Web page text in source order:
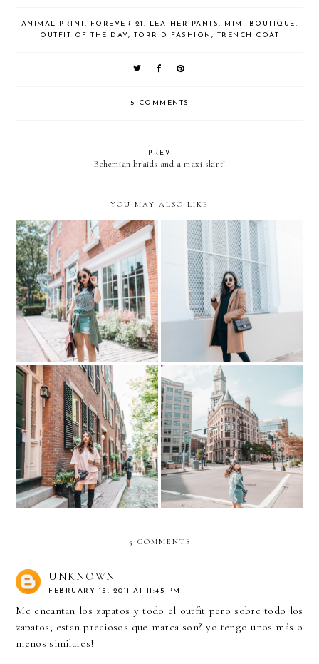
ANIMAL PRINT, FOREVER 21 , LEATHER PANTS, MIMI BOUTIQUE,
OUTFIT OF THE DAY, TORRID FASHION , TRENCH COAT
5 COMMENTS
PREV
Bohemian braids and a maxi skirt!
YOU MAY ALSO LIKE
Long-Lost-Files from
BOSTON this SUMMER
10 WAYS TO
#BECOMFYDENT THIS
FALL/WINTER
Exploring Boston. Acorn
Street
Exploring Boston.
Aquarium + North End
5 COMMENTS
UNKNOWN
FEBRUARY 15, 2011 AT 11:45 PM
Me encantan los zapatos y todo el outfit pero sobre todo los
zapatos, estan preciosos que marca son? yo tengo unos más o
menos similares!